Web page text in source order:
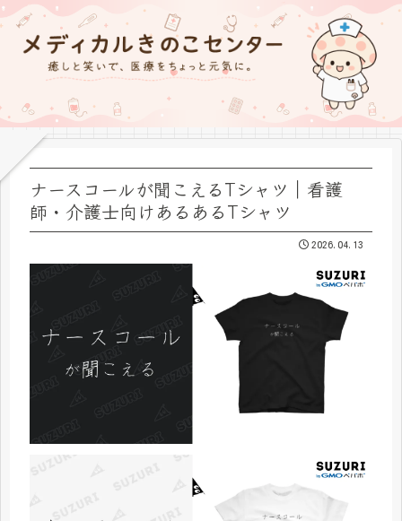
ナースコールが聞こえるTシャツ｜看護
師・介護士向けあるあるTシャツ
2026.04.13